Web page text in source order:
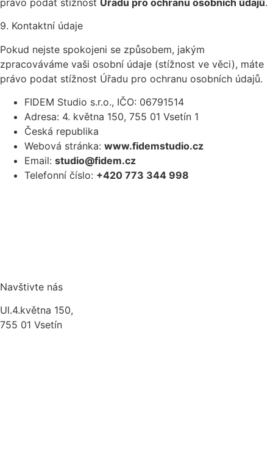
9. Kontaktní údaje
Pokud nejste spokojeni se způsobem, jakým
zpracováváme vaši osobní údaje (stížnost ve věci), máte
právo podat stížnost Úřadu pro ochranu osobních údajů.
FIDEM Studio s.r.o., IČO: 06791514
Adresa: 4. května 150, 755 01 Vsetín 1
Česká republika
Webová stránka: www.fidemstudio.cz
Email: studio@fidem.cz
Telefonní číslo: +420 773 344 998
Navštivte nás
Ul.4.května 150,
755 01 Vsetín